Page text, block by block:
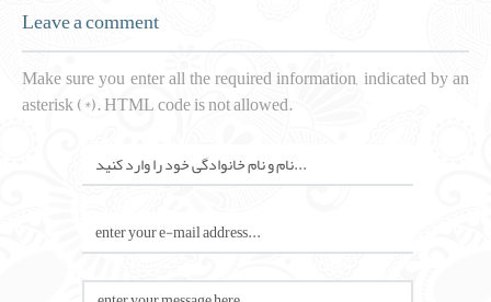
Leave a comment
Make sure you enter all the required information, indicated by an
asterisk (*). HTML code is not allowed.